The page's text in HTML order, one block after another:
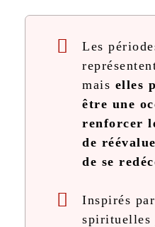
Les
mais elles
être une
renforcer
de
de se
Inspirés
spirituelles